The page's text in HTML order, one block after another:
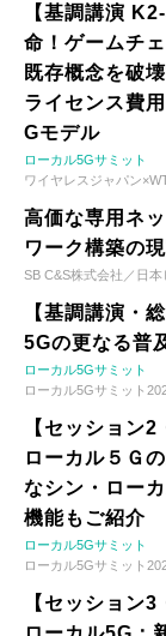
【基調講演
命！ゲームチ
既存概念を破
ライセンス費
Gモデル
ローカル5Gサミット
ワイヤレスジャパン
高価な専用ネ
ワーク構築の
SB C&S株式会社／日
【基調講演・
5Gの更なる普
ローカル5Gサミット
ローカル5Gサミット
【セッション
ローカル５Ｇ
なシン・ロー
機能もご紹介
ローカル5Gサミット
ローカル5Gサミット
【セッション